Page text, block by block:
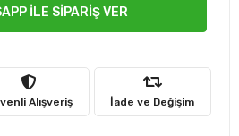
İLE SİPARİŞ VER
Alışveriş İade ve Değişim